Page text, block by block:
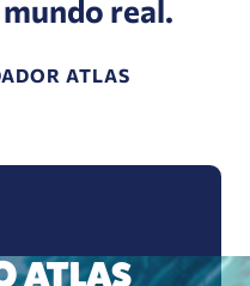
real.
ATLAS
ATLAS